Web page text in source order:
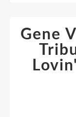
Gene